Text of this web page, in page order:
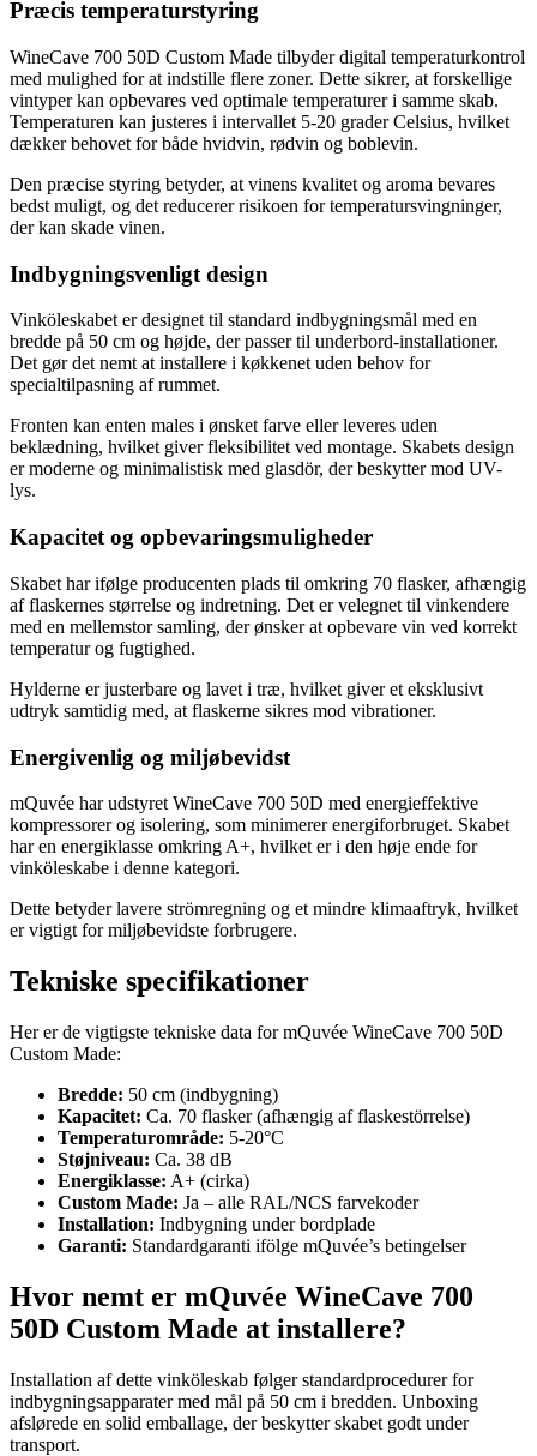
Præcis temperaturstyring
WineCave 700 50D Custom Made tilbyder digital temperaturkontrol
med mulighed for at indstille flere zoner. Dette sikrer, at forskellige
vintyper kan opbevares ved optimale temperaturer i samme skab.
Temperaturen kan justeres i intervallet 5-20 grader Celsius, hvilket
dækker behovet for både hvidvin, rødvin og boblevin.
Den præcise styring betyder, at vinens kvalitet og aroma bevares
bedst muligt, og det reducerer risikoen for temperatursvingninger,
der kan skade vinen.
Indbygningsvenligt design
Vinköleskabet er designet til standard indbygningsmål med en
bredde på 50 cm og højde, der passer til underbord-installationer.
Det gør det nemt at installere i køkkenet uden behov for
specialtilpasning af rummet.
Fronten kan enten males i ønsket farve eller leveres uden
beklædning, hvilket giver fleksibilitet ved montage. Skabets design
er moderne og minimalistisk med glasdör, der beskytter mod UV-
lys.
Kapacitet og opbevaringsmuligheder
Skabet har ifølge producenten plads til omkring 70 flasker, afhængig
af flaskernes størrelse og indretning. Det er velegnet til vinkendere
med en mellemstor samling, der ønsker at opbevare vin ved korrekt
temperatur og fugtighed.
Hylderne er justerbare og lavet i træ, hvilket giver et eksklusivt
udtryk samtidig med, at flaskerne sikres mod vibrationer.
Energivenlig og miljøbevidst
mQuvée har udstyret WineCave 700 50D med energieffektive
kompressorer og isolering, som minimerer energiforbruget. Skabet
har en energiklasse omkring A+, hvilket er i den høje ende for
vinköleskabe i denne kategori.
Dette betyder lavere strömregning og et mindre klimaaftryk, hvilket
er vigtigt for miljøbevidste forbrugere.
Tekniske specifikationer
Her er de vigtigste tekniske data for mQuvée WineCave 700 50D
Custom Made:
Bredde: 50 cm (indbygning)
Kapacitet: Ca. 70 flasker (afhængig af flaskestörrelse)
Temperaturområde: 5-20°C
Støjniveau: Ca. 38 dB
Energiklasse: A+ (cirka)
Custom Made: Ja – alle RAL/NCS farvekoder
Installation: Indbygning under bordplade
Garanti: Standardgaranti ifölge mQuvée’s betingelser
Hvor nemt er mQuvée WineCave 700
50D Custom Made at installere?
Installation af dette vinköleskab følger standardprocedurer for
indbygningsapparater med mål på 50 cm i bredden. Unboxing
afslørede en solid emballage, der beskytter skabet godt under
transport.